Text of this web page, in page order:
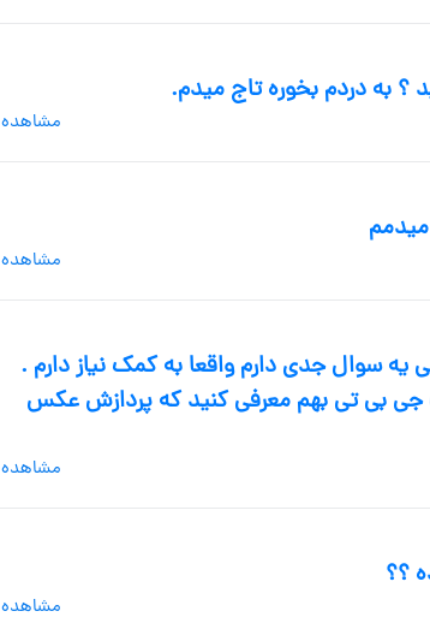
به دردم بخوره تاج میدم.
مشاهده
مشاهده
سوال جدی دارم واقعا به کمک نیاز دارم .
بی تی بهم معرفی کنید که پردازش عکس
مشاهده
؟؟
مشاهده